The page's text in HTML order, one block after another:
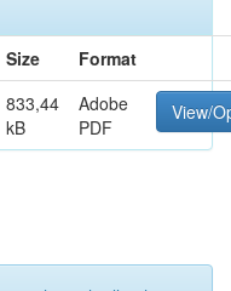
Size
Format
833,44
kB
Adobe
PDF
View/